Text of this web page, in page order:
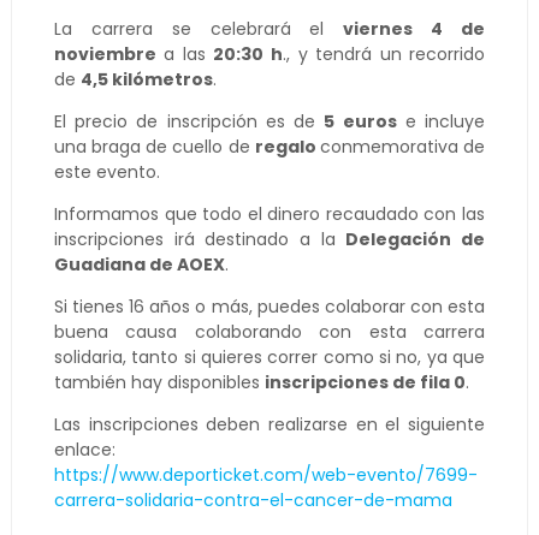
La carrera se celebrará elviernes 4 de
noviembre a las 20:30 h., y tendrá un recorrido
de 4,5 kilómetros.
El precio de inscripción es de 5 eurose incluye
una braga de cuello de regalo conmemorativa de
este evento.
Informamos que todo el dinero recaudado con las
inscripciones irá destinado a la Delegación de
Guadiana de AOEX.
Si tienes 16 años o más, puedes colaborar con esta
buena causa colaborando con esta carrera
solidaria, tanto si quieres correr como si no, ya que
también hay disponibles inscripciones de fila 0.
Las inscripciones deben realizarse en el siguiente
enlace:
https://www.deporticket.com/web-evento/7699-
carrera-solidaria-contra-el-cancer-de-mama